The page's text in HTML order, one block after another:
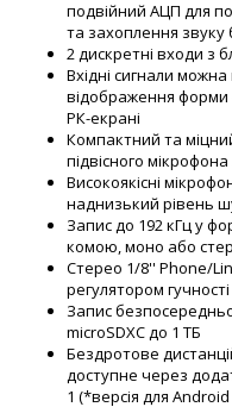
подвійний АЦП для
та захоплення звуку
2 дискретні входи з
Вхідні сигнали
відображення форми
РК-екрані
Компактний та
підвісного
Високоякісні
наднизький рівень
Запис до 192 кГц у
комою, моно або
Стерео 1/8'' Phone/
регулятором гучності
Запис
microSDXC до 1 ТБ
Бездротове
доступне через
1 (*версія для